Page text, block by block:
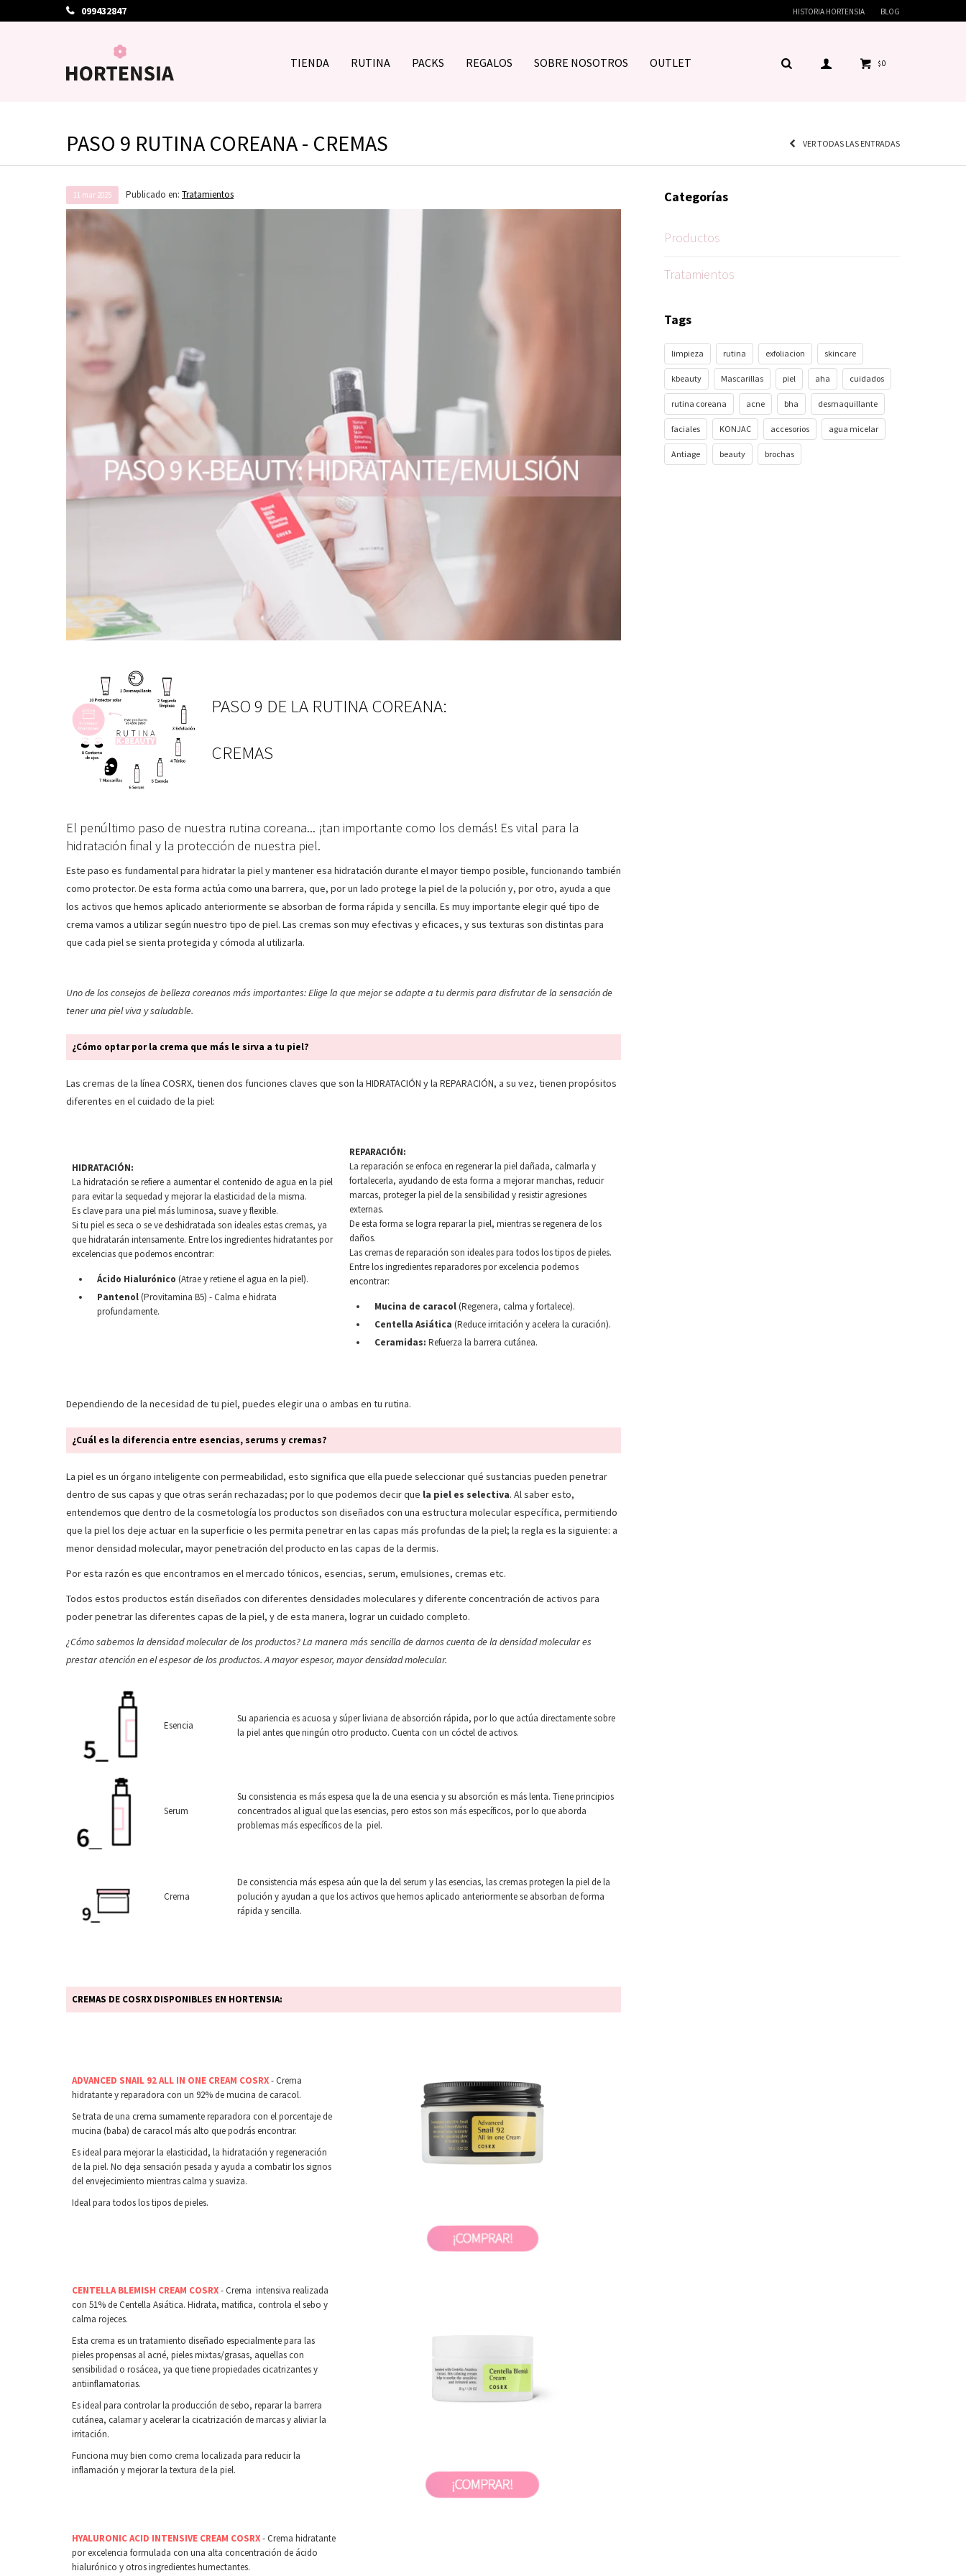
TIENDA RUTINA PACKS REGALOS SOBRE NOSOTROS OUTLET $0
099432847 HISTORIA HORTENSIA BLOG
PASO 9 RUTINA COREANA - CREMAS VER TODAS LAS ENTRADAS
11 mar 2025 Publicado en: Tratamientos
PASO 9 DE LA RUTINA COREANA:
CREMAS
El penúltimo paso de nuestra rutina coreana... ¡tan importante como los demás! Es vital para la
hidratación final y la protección de nuestra piel.
Este paso es fundamental para hidratar la piel y mantener esa hidratación durante el mayor tiempo posible, funcionando también
como protector. De esta forma actúa como una barrera, que, por un lado protege la piel de la polución y, por otro, ayuda a que
los activos que hemos aplicado anteriormente se absorban de forma rápida y sencilla. Es muy importante elegir qué tipo de
crema vamos a utilizar según nuestro tipo de piel. Las cremas son muy efectivas y eficaces, y sus texturas son distintas para
que cada piel se sienta protegida y cómoda al utilizarla.
Uno de los consejos de belleza coreanos más importantes: Elige la que mejor se adapte a tu dermis para disfrutar de la sensación de
tener una piel viva y saludable.
¿Cómo optar por la crema que más le sirva a tu piel?
Las cremas de la línea COSRX, tienen dos funciones claves que son la HIDRATACIÓN y la REPARACIÓN, a su vez, tienen propósitos
diferentes en el cuidado de la piel:
HIDRATACIÓN:
La hidratación se refiere a aumentar el contenido de agua en la piel
para evitar la sequedad y mejorar la elasticidad de la misma.
Es clave para una piel más luminosa, suave y flexible.
Si tu piel es seca o se ve deshidratada son ideales estas cremas, ya
que hidratarán intensamente. Entre los ingredientes hidratantes por
excelencias que podemos encontrar:
Ácido Hialurónico (Atrae y retiene el agua en la piel).
Pantenol(Provitamina B5) - Calma e hidrata
profundamente.
REPARACIÓN:
La reparación se enfoca en regenerar la piel dañada, calmarla y
fortalecerla, ayudando de esta forma a mejorar manchas, reducir
marcas, proteger la piel de la sensibilidad y resistir agresiones
externas.
De esta forma se logra reparar la piel, mientras se regenera de los
daños.
Las cremas de reparación son ideales para todos los tipos de pieles.
Entre los ingredientes reparadores por excelencia podemos
encontrar:
Mucina de caracol(Regenera, calma y fortalece).
Centella Asiática (Reduce irritación y acelera la curación).
Ceramidas: Refuerza la barrera cutánea.
Dependiendo de la necesidad de tu piel, puedes elegir una o ambas en tu rutina.
¿Cuál es la diferencia entre esencias, serums y cremas?
La piel es un órgano inteligente con permeabilidad, esto significa que ella puede seleccionar qué sustancias pueden penetrar
dentro de sus capas y que otras serán rechazadas; por lo que podemos decir que la piel es selectiva. Al saber esto,
entendemos que dentro de la cosmetología los productos son diseñados con una estructura molecular específica, permitiendo
que la piel los deje actuar en la superficie o les permita penetrar en las capas más profundas de la piel; la regla es la siguiente: a
menor densidad molecular, mayor penetración del producto en las capas de la dermis.
Por esta razón es que encontramos en el mercado tónicos, esencias, serum, emulsiones, cremas etc.
Todos estos productos están diseñados con diferentes densidades moleculares y diferente concentración de activos para
poder penetrar las diferentes capas de la piel, y de esta manera, lograr un cuidado completo.
¿Cómo sabemos la densidad molecular de los productos? La manera más sencilla de darnos cuenta de la densidad molecular es
prestar atención en el espesor de los productos.A mayor espesor, mayor densidad molecular.
Esencia
Su apariencia es acuosa y súper liviana de absorción rápida, por lo que actúa directamente sobre
la piel antes que ningún otro producto. Cuenta con un cóctel de activos.
Serum
Su consistencia es más espesa que la de una esencia y su absorción es más lenta. Tiene principios
concentrados al igual que las esencias, pero estos son más específicos, por lo que aborda
problemas más específicos de la piel.
Crema
De consistencia más espesa aún que la del serum y las esencias, las cremas protegen la piel de la
polución y ayudan a que los activos que hemos aplicado anteriormente se absorban de forma
rápida y sencilla.
CREMAS DE COSRX DISPONIBLES EN HORTENSIA:
ADVANCED SNAIL 92 ALL IN ONE CREAM COSRX- Crema
hidratante y reparadora con un 92% de mucina de caracol.
Se trata de una crema sumamente reparadora con el porcentaje de
mucina (baba) de caracol más alto que podrás encontrar.
Es ideal para mejorar la elasticidad, la hidratación y regeneración
de la piel. No deja sensación pesada y ayuda a combatir los signos
del envejecimiento mientras calma y suaviza.
Ideal para todos los tipos de pieles.
CENTELLA BLEMISH CREAM COSRX- Crema intensiva realizada
con 51% de Centella Asiática. Hidrata, matifica, controla el sebo y
calma rojeces.
Esta crema es un tratamiento diseñado especialmente para las
pieles propensas al acné, pieles mixtas/grasas, aquellas con
sensibilidad o rosácea, ya que tiene propiedades cicatrizantes y
antiinflamatorias.
Es ideal para controlar la producción de sebo, reparar la barrera
cutánea, calamar y acelerar la cicatrización de marcas y aliviar la
irritación.
Funciona muy bien como crema localizada para reducir la
inflamación y mejorar la textura de la piel.
HYALURONIC ACID INTENSIVE CREAM COSRX- Crema hidratante
por excelencia formulada con una alta concentración de ácido
hialurónico y otros ingredientes humectantes.
Categorías
Productos
Tratamientos
Tags
limpieza rutina exfoliacion skincare
kbeauty Mascarillas piel aha cuidados
rutina coreana acne bha desmaquillante
faciales KONJAC accesorios agua micelar
Antiage beauty brochas